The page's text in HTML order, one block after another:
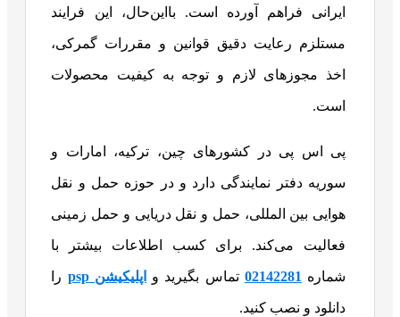
ایرانی فراهم آورده است. بااین‌حال، این فرایند
مستلزم رعایت دقیق قوانین و مقررات گمرکی،
اخذ مجوزهای لازم و توجه به کیفیت محصولات
است.
پی اس پی در کشورهای چین، ترکیه، امارات و
سوریه دفتر نمایندگی دارد و در حوزه حمل و نقل
هوایی بین المللی، حمل و نقل دریایی و حمل زمینی
فعالیت می‌کند. برای کسب اطلاعات بیشتر با
شماره 02142281 تماس بگیرید و اپلیکیشن psp را
دانلود و نصب کنید.